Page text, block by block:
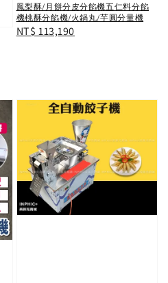
鳳梨酥/月餅分皮分餡機五仁料分餡
機桃酥分餡機/火鍋丸/芋圓分量機
Regular
NT$ 113,190